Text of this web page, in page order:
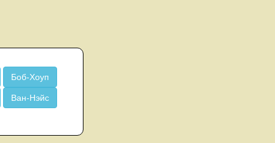
Боб-Хоуп
Ван-Нэйс